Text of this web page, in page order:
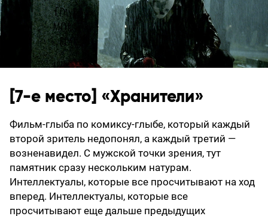
[7-е место] «Хранители»
Фильм-глыба по комиксу-глыбе, который каждый
второй зритель недопонял, а каждый третий —
возненавидел. С мужской точки зрения, тут
памятник сразу нескольким натурам.
Интеллектуалы, которые все просчитывают на ход
вперед. Интеллектуалы, которые все
просчитывают еще дальше предыдущих